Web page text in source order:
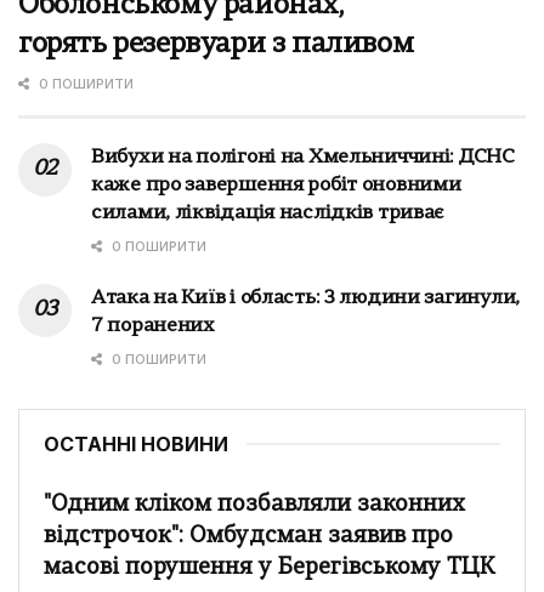
горять резервуари з паливом
0 ПОШИРИТИ
Вибухи на полігоні на Хмельниччині: ДСНС
каже про завершення робіт оновними
силами, ліквідація наслідків триває
0 ПОШИРИТИ
Атака на Київ і область: 3 людини загинули,
7 поранених
0 ПОШИРИТИ
ОСТАННІ НОВИНИ
"Одним кліком позбавляли законних
відстрочок": Омбудсман заявив про
масові порушення у Берегівському ТЦК